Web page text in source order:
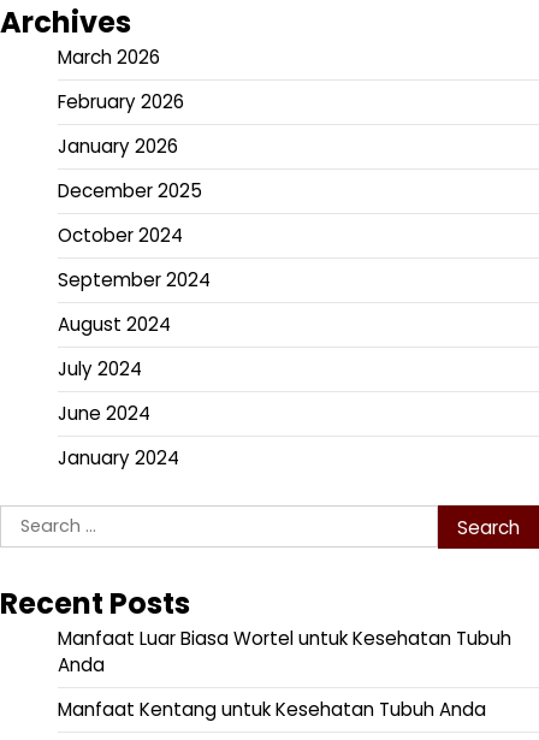
Archives
March 2026
February 2026
January 2026
December 2025
October 2024
September 2024
August 2024
July 2024
June 2024
January 2024
Search
for:
Recent Posts
Manfaat Luar Biasa Wortel untuk Kesehatan Tubuh
Anda
Manfaat Kentang untuk Kesehatan Tubuh Anda